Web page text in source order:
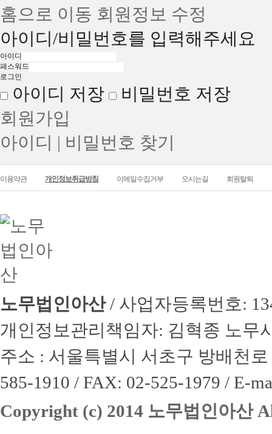
홈으로 이동 회원정보 수정
아이디/비밀번호를 입력해주세요
아이디
패스워드
아이디 저장
비밀번호 저장
회원가입
아이디 | 비밀번호 찾기
이용약관 개인정보취급방침 이메일수집거부 오시는길 회원탈퇴
노무법인아산/ 사업자등록번호:
개인정보관리책임자: 김혁종 노무
주소 : 서울특별시 서초구 방배천
585-1910 / FAX: 02-525-1979 / E-
Copyright (c) 2014 노무법인아산